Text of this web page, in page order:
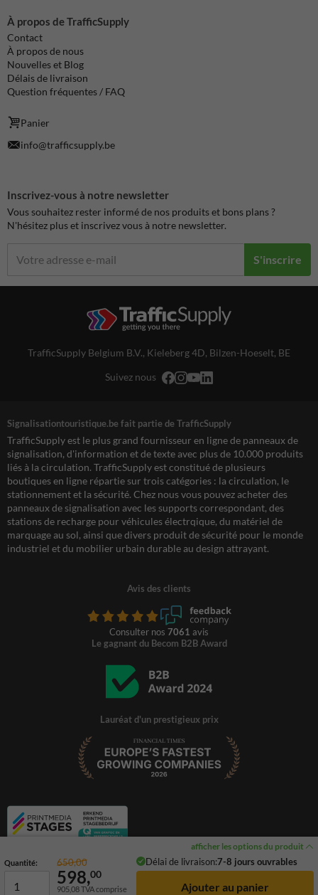
afficher les options du produit
Quantité: 650,00 Délai de livraison:7-8 jours ouvrables
598,00
905,08TVA comprise
À propos de TrafficSupply
Contact
À propos de nous
Nouvelles et Blog
Délais de livraison
Question fréquentes / FAQ
Panier
info@trafficsupply.be
Inscrivez-vous à notre newsletter
Vous souhaitez rester informé de nos produits et bons plans ?
N'hésitez plus et inscrivez vous à notre newsletter.
S'inscrire
TrafficSupply Belgium B.V., Kieleberg 4D, Bilzen-Hoeselt, BE
Suivez nous
Signalisationtouristique.be fait partie de TrafficSupply
TrafficSupply est le plus grand fournisseur en ligne de panneaux de
signalisation, d'information et de texte avec plus de 10.000 produits
liés à la circulation. TrafficSupply est constitué de plusieurs
boutiques en ligne répartie sur trois catégories : la circulation, le
stationnement et la sécurité. Chez nous vous pouvez acheter des
panneaux de signalisation avec les supports correspondant, des
stations de recharge pour véhicules électrqique, du matériel de
marquage au sol, ainsi que divers produit de sécurité pour le monde
industriel et du mobilier urbain durable au design attrayant.
Avis des clients
Consulter nos 7061 avis
Le gagnant du Becom B2B Award
Lauréat d'un prestigieux prix
© 2026 TrafficSupply. Tous droits réservés.